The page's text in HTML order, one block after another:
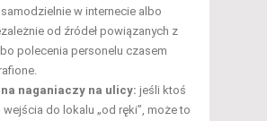
w internecie albo
od źródeł powiązanych z
polecenia personelu czasem
naganiaczy na ulicy: jeśli ktoś
do lokalu „od ręki”, może to